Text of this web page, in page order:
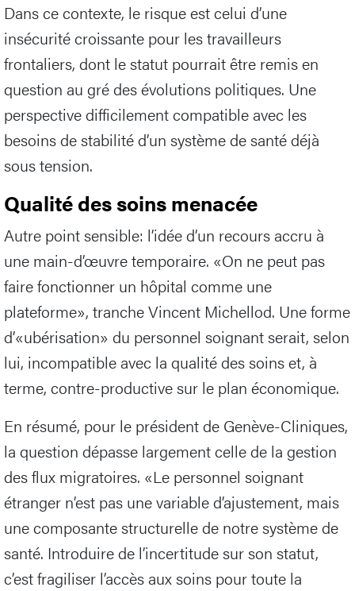
Dans ce contexte, le risque est celui d’une
insécurité croissante pour les travailleurs
frontaliers, dont le statut pourrait être remis en
question au gré des évolutions politiques. Une
perspective difficilement compatible avec les
besoins de stabilité d’un système de santé déjà
sous tension.
Qualité des soins menacée
Autre point sensible: l’idée d’un recours accru à
une main-d’œuvre temporaire. «On ne peut pas
faire fonctionner un hôpital comme une
plateforme», tranche Vincent Michellod. Une forme
d’«ubérisation» du personnel soignant serait, selon
lui, incompatible avec la qualité des soins et, à
terme, contre-productive sur le plan économique.
En résumé, pour le président de Genève-Cliniques,
la question dépasse largement celle de la gestion
des flux migratoires. «Le personnel soignant
étranger n’est pas une variable d’ajustement, mais
une composante structurelle de notre système de
santé. Introduire de l’incertitude sur son statut,
c’est fragiliser l’accès aux soins pour toute la